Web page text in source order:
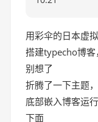
用彩伞的日本虚
搭建typecho博客
别想了
折腾了一下主题
底部嵌入博客运
下面